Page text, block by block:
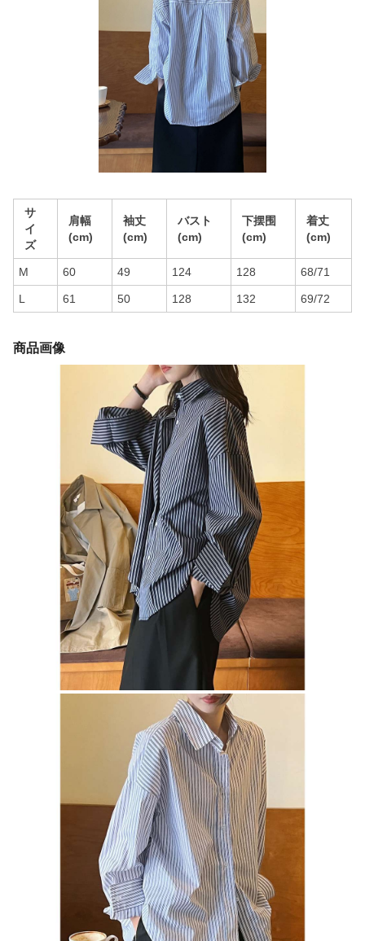
サ
イ
ズ
肩幅
(cm)
袖丈
(cm)
バスト
(cm)
下摆围
(cm)
着丈
(cm)
M 60 49 124 128 68/71
L 61 50 128 132 69/72
商品画像